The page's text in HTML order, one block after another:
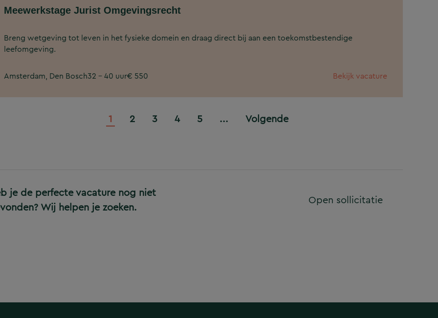
Meewerkstage Jurist Omgevingsrecht
Breng wetgeving tot leven in het fysieke domein en draag direct bij aan een toekomstbestendige
leefomgeving.
Amsterdam, Den Bosch32 - 40 uur€ 550 Bekijk vacature
1 2 3 4 5 ... Volgende
je de perfecte vacature nog niet
Wij helpen je zoeken.
Open sollicitatie